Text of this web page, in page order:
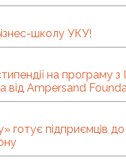
школу УКУ!
на програму з
від Ampersand
готує підприємців